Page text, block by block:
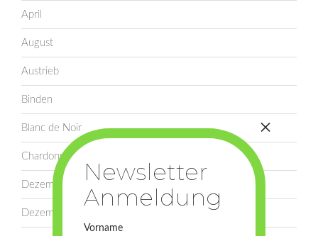
April
August
Austrieb
Binden
Blanc de Noir
Chardonnay
Dezember
Dezember
Vorname